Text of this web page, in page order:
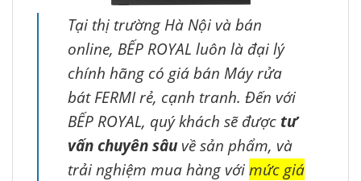
Tại thị trường Hà Nội và bán
online, BẾP ROYAL luôn là đại lý
chính hãng có giá bán Máy rửa
bát FERMI rẻ, cạnh tranh. Đến với
BẾP ROYAL, quý khách sẽ được tư
vấn chuyên sâu về sản phẩm, và
trải nghiệm mua hàng vớimức giá